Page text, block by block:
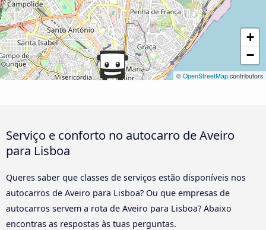
+
−
© OpenStreetMap contributors
Serviço e conforto no autocarro de Aveiro
para Lisboa
Queres saber que classes de serviços estão disponíveis nos
autocarros de Aveiro para Lisboa? Ou que empresas de
autocarros servem a rota de Aveiro para Lisboa? Abaixo
encontras as respostas às tuas perguntas.